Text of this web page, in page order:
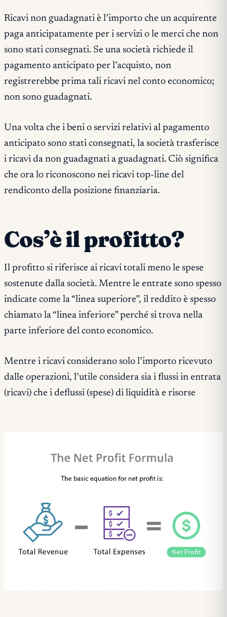
Ricavi non guadagnati è l’importo che un acquirente
paga anticipatamente per i servizi o le merci che non
sono stati consegnati. Se una società richiede il
pagamento anticipato per l’acquisto, non
registrerebbe prima tali ricavi nel conto economico;
non sono guadagnati.
Una volta che i beni o servizi relativi al pagamento
anticipato sono stati consegnati, la società trasferisce
i ricavi da non guadagnati a guadagnati. Ciò significa
che ora lo riconoscono nei ricavi top-line del
rendiconto della posizione finanziaria.
Cos’è il profitto?
Il profitto si riferisce ai ricavi totali meno le spese
sostenute dalla società. Mentre le entrate sono spesso
indicate come la “linea superiore”, il reddito è spesso
chiamato la “linea inferiore” perché si trova nella
parte inferiore del conto economico.
Mentre i ricavi considerano solo l’importo ricevuto
dalle operazioni, l’utile considera sia i flussi in entrata
(ricavi) che i deflussi (spese) di liquidità e risorse